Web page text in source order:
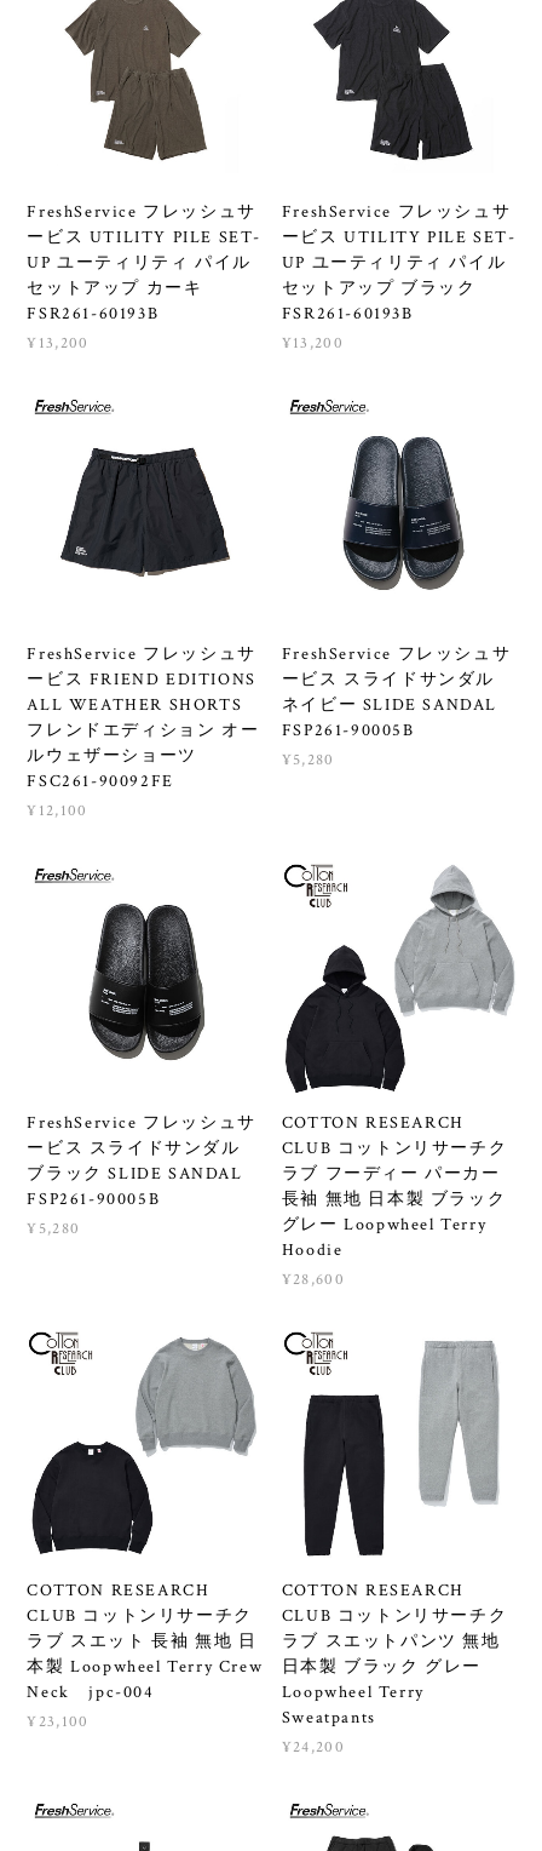
FreshService フレッシュサ
ービス UTILITY PILE SET-
UP ユーティリティ パイル
セットアップ カーキ
FSR261-60193B
¥13,200
FreshService フレッシュサ
ービス UTILITY PILE SET-
UP ユーティリティ パイル
セットアップ ブラック
FSR261-60193B
¥13,200
FreshService フレッシュサ
ービス FRIEND EDITIONS
ALL WEATHER SHORTS
フレンドエディション オー
ルウェザーショーツ
FSC261-90092FE
¥12,100
FreshService フレッシュサ
ービス スライドサンダル
ネイビー SLIDE SANDAL
FSP261-90005B
¥5,280
FreshService フレッシュサ
ービス スライドサンダル
ブラック SLIDE SANDAL
FSP261-90005B
¥5,280
COTTON RESEARCH
CLUB コットンリサーチク
ラブ フーディー パーカー
長袖 無地 日本製 ブラック
グレー Loopwheel Terry
Hoodie
¥28,600
COTTON RESEARCH
CLUB コットンリサーチク
ラブ スエット 長袖 無地 日
本製 Loopwheel Terry Crew
Neck jpc-004
¥23,100
COTTON RESEARCH
CLUB コットンリサーチク
ラブ スエットパンツ 無地
日本製 ブラック グレー
Loopwheel Terry
Sweatpants
¥24,200